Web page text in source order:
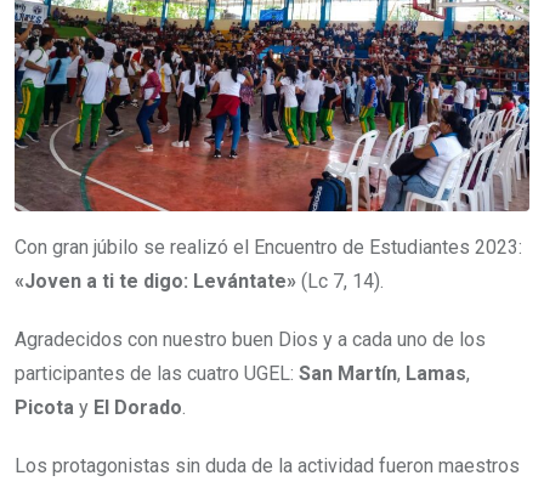
Con gran júbilo se realizó el Encuentro de Estudiantes 2023:
«Joven a ti te digo: Levántate» (Lc 7, 14).
Agradecidos con nuestro buen Dios y a cada uno de los
participantes de las cuatro UGEL: San Martín, Lamas,
Picota y El Dorado.
Los protagonistas sin duda de la actividad fueron maestros